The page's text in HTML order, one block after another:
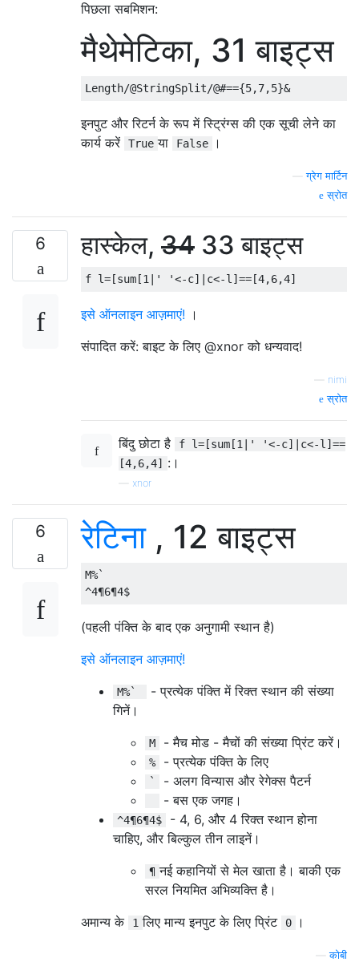
पिछला सबमिशन:
मैथेमेटिका, 31 बाइट्स
इनपुट और रिटर्न के रूप में स्ट्रिंग्स की एक सूची लेने का
कार्य करें
True या False ।
—ग्रेग मार्टिन
स्रोत
6 हास्केल, 34 33 बाइट्स
इसे ऑनलाइन आज़माएं! ।
संपादित करें: बाइट के लिए @xnor को धन्यवाद!
nimi
स्रोत
बिंदु छोटा है
f l=[sum[1|' '<-c]|c<-l]==
[4,6,4]
:।
xnor
6 रेटिना, 12 बाइट्स
M%`
(पहली पंक्ति के बाद एक अनुगामी स्थान है)
इसे ऑनलाइन आज़माएं!
M%`
- प्रत्येक पंक्ति में रिक्त स्थान की संख्या
गिनें।
M - मैच मोड - मैचों की संख्या प्रिंट करें।
% - प्रत्येक पंक्ति के लिए
`
- अलग विन्यास और रेगेक्स पैटर्न
- बस एक जगह।
^4¶6¶4$
- 4, 6, और 4 रिक्त स्थान होना
चाहिए, और बिल्कुल तीन लाइनें।
¶ नई कहानियों से मेल खाता है। बाकी एक
सरल नियमित अभिव्यक्ति है।
अमान्य के
1 लिए मान्य इनपुट के लिए प्रिंट 0 ।
—कोबी